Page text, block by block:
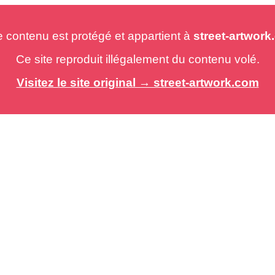
est protégé et appartient à street-
Ce site reproduit illégalement du contenu volé.
Visitez le site original → street-artwork.com